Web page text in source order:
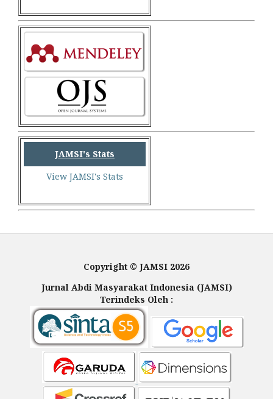
JAMSI's Stats
View JAMSI's Stats
Copyright © JAMSI 2026
Jurnal Abdi Masyarakat Indonesia (JAMSI)
Terindeks Oleh :